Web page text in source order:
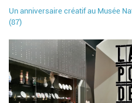
Un anniversaire créatif au Musée
(87)